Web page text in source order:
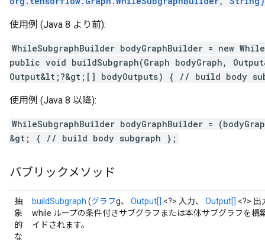
使用例 (Java 8 より前):
WhileSubgraphBuilder bodyGraphBuilder = new
public void buildSubgraph(Graph bodyGraph,
Output&lt;?&gt;[] bodyOutputs) { // build body
使用例 (Java 8 以降):
WhileSubgraphBuilder bodyGraphBuilder =
&gt; { // build body subgraph };
パブリックメソッド
抽
象
的
な
buildSubgraph (グラフg、 Output[] <?> 入力、 Output[] <?> 出
while ループの条件付きサブグラフまたは本体サブグラフを構
イドされます。